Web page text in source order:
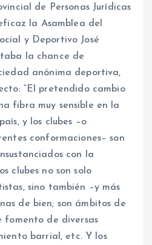
de Personas Jurídicas
la Asamblea del
y Deportivo José
la chance de
anónima deportiva,
“El pretendido cambio
fibra muy sensible en la
y los clubes –o
conformaciones– son
con la
clubes no son solo
sino también –y más
de bien; son ámbitos de
fomento de diversas
barrial, etc. Y los